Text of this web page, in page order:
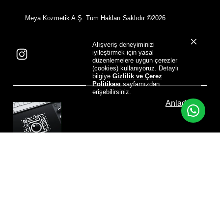
Alışveriş deneyiminizi
iyileştirmek için yasal
düzenlemelere uygun çerezler
(cookies) kullanıyoruz. Detaylı
bilgiye Gizlilik ve Çerez
Politikası sayfamızdan
erişebilirsiniz.
Anladım
Meya Kozmetik A.Ş. Tüm Hakları Saklıdır ©2026